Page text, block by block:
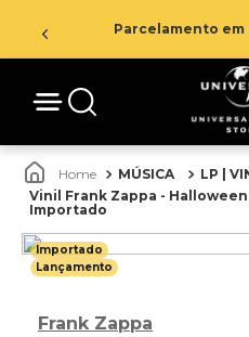
Parcelamento em
MÚSICA LP |
Vinil Frank Zappa -
Importado
Importado
Lançamento
Frank Zappa